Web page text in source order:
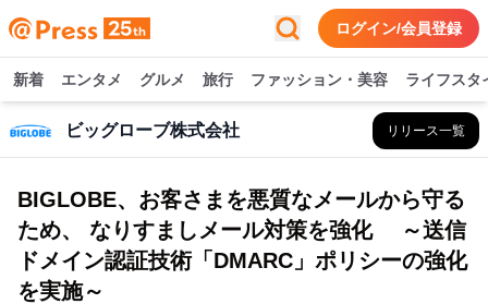
ログイン/会員登録
新着 エンタメ グルメ 旅行 ファッション・美容 ライフスタ
ビッグローブ株式会社 リリース一覧
BIGLOBE、お客さまを悪質なメールから守る
ため、 なりすましメール対策を強化 ～送信
ドメイン認証技術「DMARC」ポリシーの強化
を実施～